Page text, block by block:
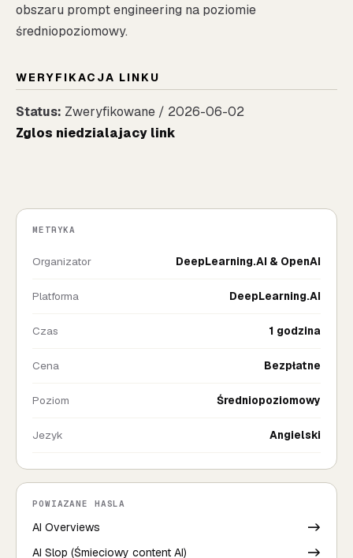
obszaru prompt engineering na poziomie
średniopoziomowy.
WERYFIKACJA LINKU
Status: Zweryfikowane / 2026-06-02
Zglos niedzialajacy link
METRYKA
Organizator DeepLearning.AI & OpenAI
Platforma DeepLearning.AI
Czas 1 godzina
Cena Bezpłatne
Poziom Średniopoziomowy
Jezyk Angielski
POWIAZANE HASLA
AI Overviews
->
AI Slop (Śmieciowy content AI)
->